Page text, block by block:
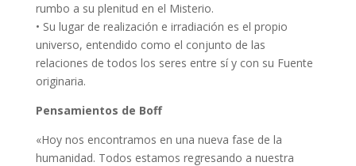
rumbo a su plenitud en el Misterio.
• Su lugar de realización e irradiación es el propio
universo, entendido como el conjunto de las
relaciones de todos los seres entre sí y con su Fuente
originaria.
Pensamientos de Boff
«Hoy nos encontramos en una nueva fase de la
humanidad. Todos estamos regresando a nuestra